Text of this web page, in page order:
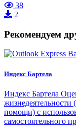
38
2
Рекомендуем
Индекс Бартела
Индекс Бартела
жизнедеятельности
помощи) с
самостоятельного